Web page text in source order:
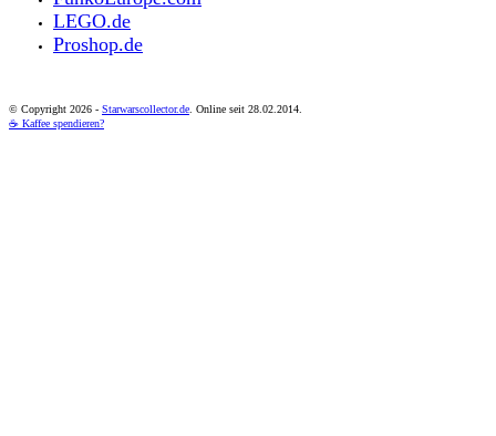
LEGO.de
Proshop.de
© Copyright 2026 - Starwarscollector.de . Online seit 28.02.2014.
☕ Kaffee spendieren?